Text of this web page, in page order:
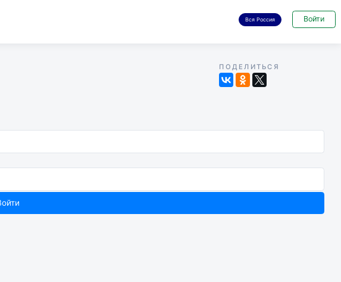
Вся Россия Войти
ПОДЕЛИТЬСЯ